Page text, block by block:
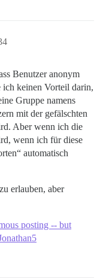
Benutzer anonym
ich keinen Vorteil darin,
Gruppe namens
mit der gefälschten
Aber wenn ich die
wenn ich für diese
automatisch
erlauben, aber
posting -- but